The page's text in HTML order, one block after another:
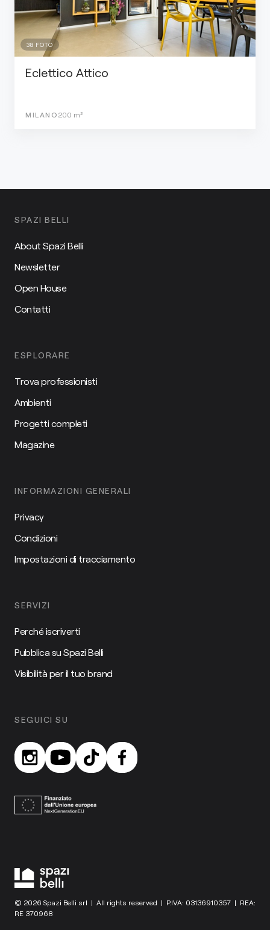
38 FOTO
Eclettico Attico
MILANO 200 m²
SPAZI BELLI
About Spazi Belli
Newsletter
Open House
Contatti
ESPLORARE
Trova professionisti
Ambienti
Progetti completi
Magazine
INFORMAZIONI GENERALI
Privacy
Condizioni
Impostazioni di tracciamento
SERVIZI
Perché iscriverti
Pubblica su Spazi Belli
Visibilità per il tuo brand
SEGUICI SU
© 2026 Spazi Belli srl | All rights reserved | P.IVA: 03136910357 | REA:
RE 370968